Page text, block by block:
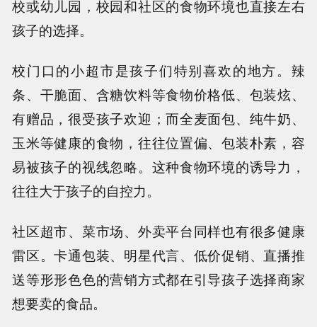
校或幼儿园，校园和社区的食物环境也直接左右
孩子的选择。
校门口的小超市是孩子们特别喜欢的地方。辣
条、干脆面、含糖饮料等食物价格低、包装炫、
有赠品，很受孩子欢迎；而全麦面包、纯牛奶、
玉米等健康的食物，往往位置偏、包装朴素，容
易被孩子的视线忽略。这种食物环境的诱导力，
往往大于孩子的自控力。
社区超市、菜市场、外卖平台同样也有很多健康
雷区。卡通包装、明星代言、低价促销、直播推
送等形形色色的营销方式都在引导孩子选择商家
想要卖的食品。